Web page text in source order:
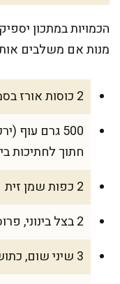
מנות אם משלבים
2 כוסות אורז בסמטי
500 גרם
חתוך לחתיכות
2 כפות שמן זית
2 בצל בינוני, פרוס דק
3 שיני שום, כתושות